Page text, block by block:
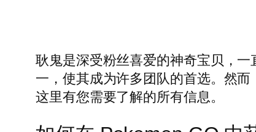
耿鬼是深受粉丝喜爱的神奇宝贝，
一，使其成为许多团队的首选。然
这里有您需要了解的所有信息。